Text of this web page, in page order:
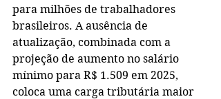
para milhões de trabalhadores
brasileiros. A ausência de
atualização, combinada com a
projeção de aumento no salário
mínimo para R$ 1.509 em 2025,
coloca uma carga tributária maior